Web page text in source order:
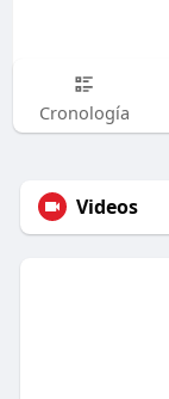
Cronología
Videos